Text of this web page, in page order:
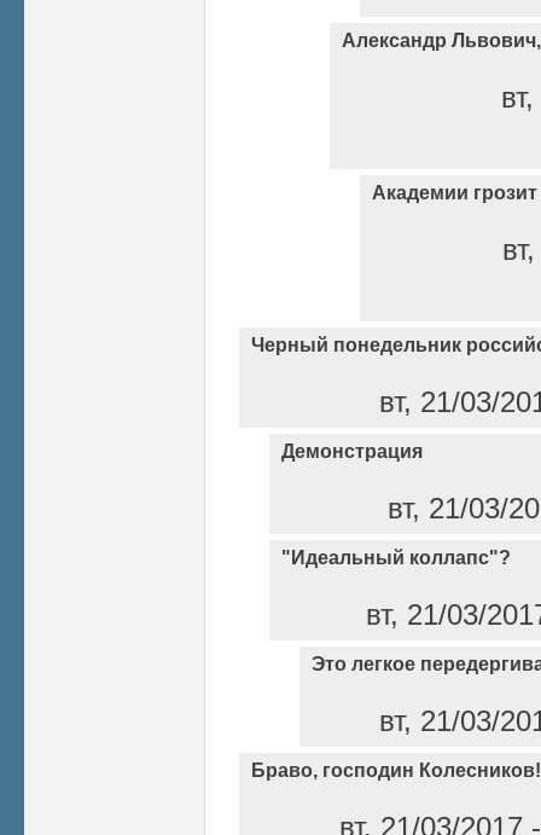
Александр Львович,
Академии
Черный понедельник
вт, 21/03/
Демонстрация
вт, 21/03/
"Идеальный коллапс"?
вт, 21/03/
Это легкое
вт, 21/03/
Браво, господин Колесников!
вт, 21/03/